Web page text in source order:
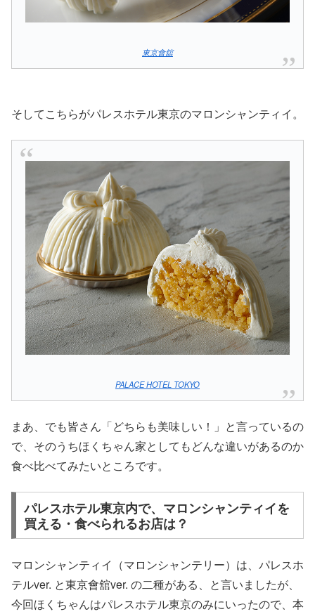
東京會舘
そしてこちらがパレスホテル東京のマロンシャンティイ。
PALACE HOTEL TOKYO
まあ、でも皆さん「どちらも美味しい！」と言っているの
で、そのうちほくちゃん家としてもどんな違いがあるのか
食べ比べてみたいところです。
パレスホテル東京内で、マロンシャンティイを
買える・食べられるお店は？
マロンシャンティイ（マロンシャンテリー）は、パレスホ
テルver. と東京會舘ver. の二種がある、と言いましたが、
今回ほくちゃんはパレスホテル東京のみにいったので、本